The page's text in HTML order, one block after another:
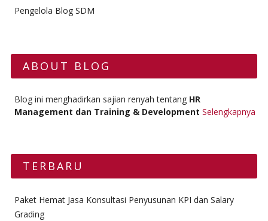
Pengelola Blog SDM
ABOUT BLOG
Blog ini menghadirkan sajian renyah tentang HR
Management dan Training & Development Selengkapnya
TERBARU
Paket Hemat Jasa Konsultasi Penyusunan KPI dan Salary
Grading